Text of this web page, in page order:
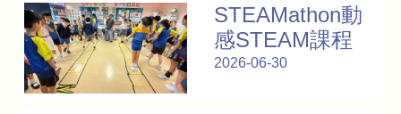
STEAMathon動
感STEAM課程
2026-06-30